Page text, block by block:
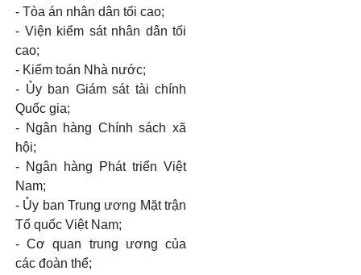
- Tòa án nhân dân tối cao;
- Viện kiểm sát nhân dân tối
cao;
- Kiểm toán Nhà nước;
- Ủy ban Giám sát tài chính
Quốc gia;
- Ngân hàng Chính sách xã
hội;
- Ngân hàng Phát triển Việt
Nam;
- Ủy ban Trung ương Mặt trận
Tổ quốc Việt Nam;
-Cơ quan trung ương của
các đoàn thể;